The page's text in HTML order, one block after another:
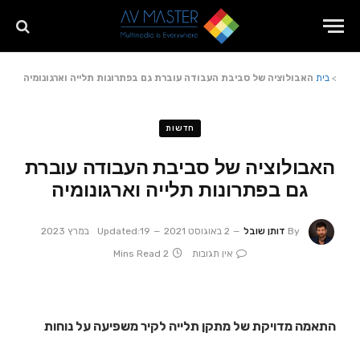
> בית האבולוציה של סביבת העבודה עוברת גם בפתרונות תלייה וארגונומיה
חדשות
האבולוציה של סביבת העבודה עוברת
גם בפתרונות תלייה וארגונומיה
By דותן שובל 2 באוגוסט 2021 Updated:19 במרץ 2023
אין תגובות
2 Mins Read
התאמה מדויקת של מתקן תלייה לקיר משפיעה על נוחות